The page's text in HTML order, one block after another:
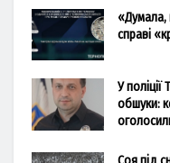
«Думала,
справі
У
обшуки: